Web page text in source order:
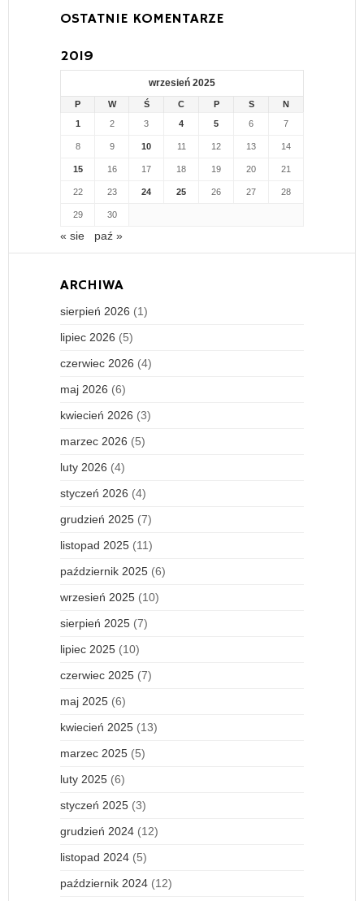
OSTATNIE KOMENTARZE
2019
wrzesień 2025
P W Ś C P S
N
1
2 3 4 5 6 7
8 9 10 11 12 13 14
15 16 17 18 19 20 21
22 23 24 25 26 27 28
29 30
« sie paź »
ARCHIWA
sierpień 2026 (1)
lipiec 2026 (5)
czerwiec 2026 (4)
maj 2026 (6)
kwiecień 2026 (3)
marzec 2026 (5)
luty 2026 (4)
styczeń 2026 (4)
grudzień 2025 (7)
listopad 2025 (11)
październik 2025 (6)
wrzesień 2025 (10)
sierpień 2025 (7)
lipiec 2025 (10)
czerwiec 2025 (7)
maj 2025 (6)
kwiecień 2025 (13)
marzec 2025 (5)
luty 2025 (6)
styczeń 2025 (3)
grudzień 2024 (12)
listopad 2024 (5)
październik 2024 (12)